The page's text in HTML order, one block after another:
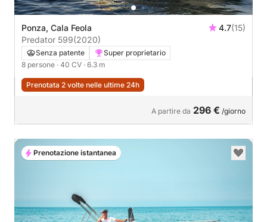
Ponza, Cala Feola 4.7(15)
Predator 599(2020)
Senza patente
Super proprietario
8 persone · 40 CV · 6.3 m
Prenotata 2 volte nelle ultime 24h
A partire da 296 € /giorno
Prenotazione istantanea